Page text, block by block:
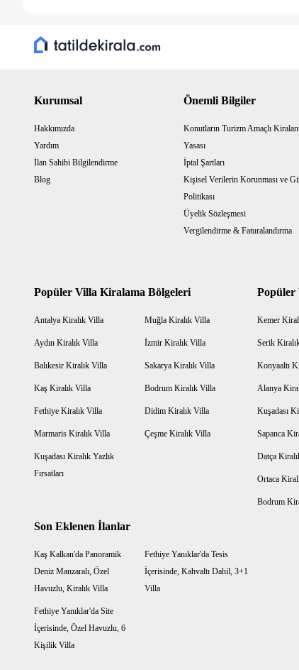
Kurumsal
Hakkımızda
Yardım
İlan Sahibi Bilgilendirme
Blog
Önemli Bilgiler
Konutların Turizm Amaçlı
Yasası
İptal Şartları
Kişisel Verilerin Korunması ve
Politikası
Üyelik Sözleşmesi
Vergilendirme & Faturalandırma
Popüler Villa Kiralama Bölgeleri
Antalya Kiralık Villa Muğla Kiralık Villa
Aydın Kiralık Villa İzmir Kiralık Villa
Balıkesir Kiralık Villa Sakarya Kiralık Villa
Kaş Kiralık Villa Bodrum Kiralık Villa
Fethiye Kiralık Villa Didim Kiralık Villa
Marmaris Kiralık Villa Çeşme Kiralık Villa
Kuşadası Kiralık Yazlık
Fırsatları
Popüler
Kemer
Serik
Konyaaltı
Alanya
Kuşadası
Sapanca
Datça
Ortaca
Bodrum
Son Eklenen İlanlar
Kaş Kalkan'da Panoramik
Deniz Manzaralı, Özel
Havuzlu, Kiralık Villa
Fethiye Yanıklar'da Tesis
İçerisinde, Kahvaltı Dahil, 3+1
Villa
Fethiye Yanıklar'da Site
İçerisinde, Özel Havuzlu, 6
Kişilik Villa